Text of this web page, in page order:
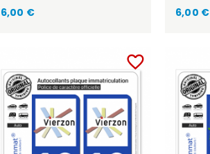
6,00 € 6,00 €
favorite_border